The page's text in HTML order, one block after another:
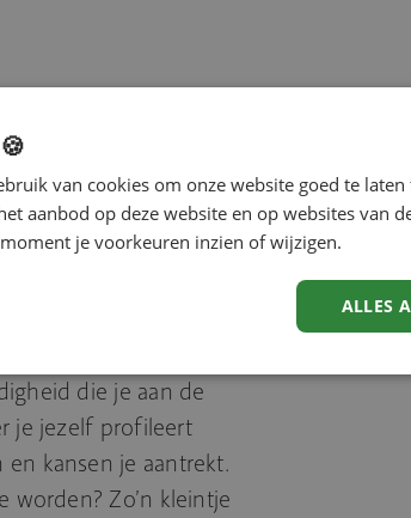
Mensen weten
je trekt in een
uit te spreken wat je
het helpen om de
op je
jij wilt uitlichten.
te schrijven of wil
die je aan de
je jezelf profileert
kansen je aantrekt.
worden? Zo’n kleintje
van cookies om onze website goed te
aanbod op deze website en op websites van
je voorkeuren inzien of wijzigen.
ALLES